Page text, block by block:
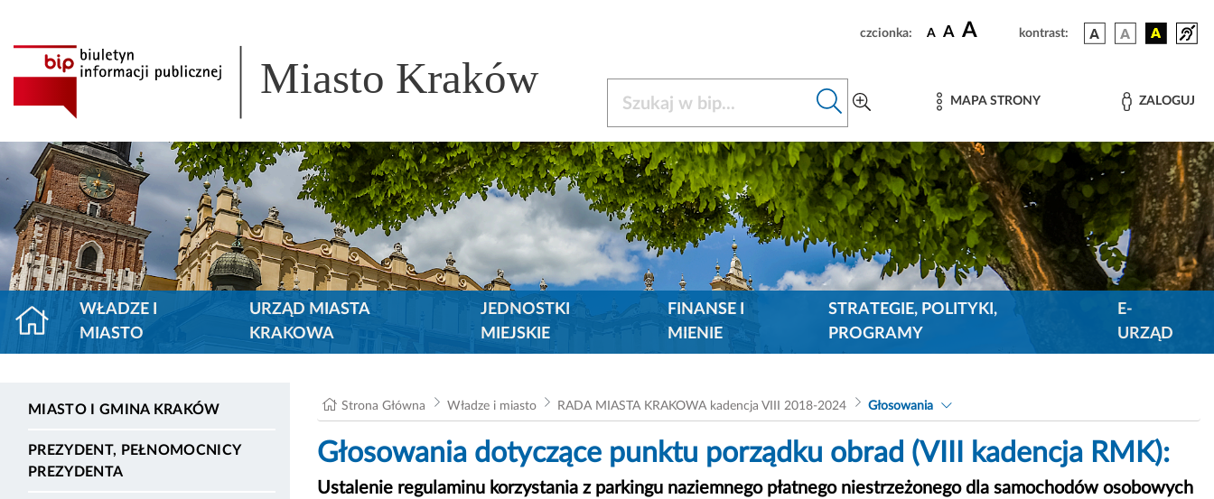
czcionka: A A A kontrast:
Miasto Kraków MAPA STRONY ZALOGUJ
WŁADZE I
MIASTO
URZĄD MIASTA
KRAKOWA
JEDNOSTKI
MIEJSKIE
FINANSE I
MIENIE
STRATEGIE, POLITYKI,
PROGRAMY
E-
URZĄD
MIASTO I GMINA KRAKÓW
PREZYDENT, PEŁNOMOCNICY
PREZYDENTA
Strona Główna Władze i miasto RADA MIASTA KRAKOWA kadencja VIII 2018-2024 Głosowania
Głosowania dotyczące punktu porządku obrad (VIII kadencja RMK):
Ustalenie regulaminu korzystania z parkingu naziemnego płatnego niestrzeżonego dla samochodów osobowych